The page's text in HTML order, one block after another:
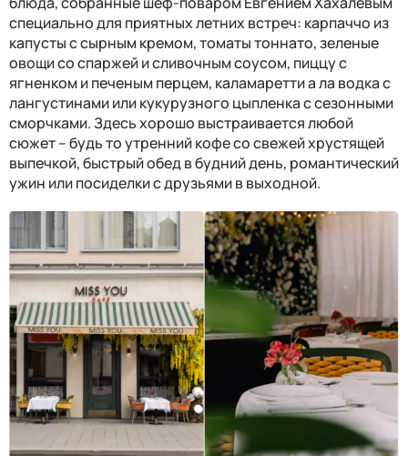
специально для приятных летних встреч: карпаччо из
капусты с сырным кремом, томаты тоннато, зеленые
овощи со спаржей и сливочным соусом, пиццу с
ягненком и печеным перцем, каламаретти а ла водка с
лангустинами или кукурузного цыпленка с сезонными
сморчками. Здесь хорошо выстраивается любой
сюжет – будь то утренний кофе со свежей хрустящей
выпечкой, быстрый обед в будний день, романтический
ужин или посиделки с друзьями в выходной.